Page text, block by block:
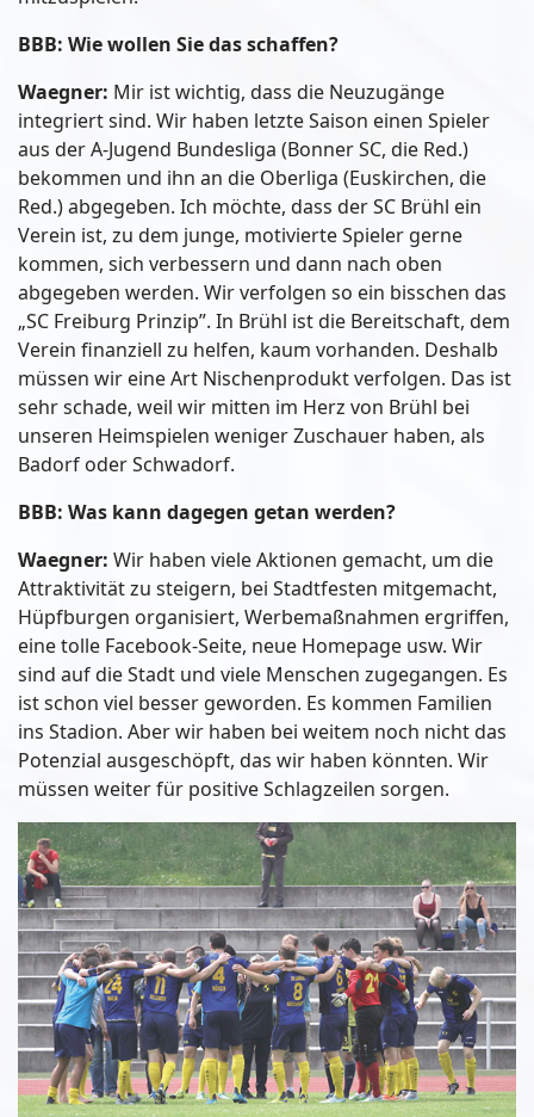
BBB: Wie wollen Sie das schaffen?
Waegner: Mir ist wichtig, dass die Neuzugänge
integriert sind. Wir haben letzte Saison einen Spieler
aus der A-Jugend Bundesliga (Bonner SC, die Red.)
bekommen und ihn an die Oberliga (Euskirchen, die
Red.) abgegeben. Ich möchte, dass der SC Brühl ein
Verein ist, zu dem junge, motivierte Spieler gerne
kommen, sich verbessern und dann nach oben
abgegeben werden. Wir verfolgen so ein bisschen das
„SC Freiburg Prinzip”. In Brühl ist die Bereitschaft, dem
Verein finanziell zu helfen, kaum vorhanden. Deshalb
müssen wir eine Art Nischenprodukt verfolgen. Das ist
sehr schade, weil wir mitten im Herz von Brühl bei
unseren Heimspielen weniger Zuschauer haben, als
Badorf oder Schwadorf.
BBB: Was kann dagegen getan werden?
Waegner: Wir haben viele Aktionen gemacht, um die
Attraktivität zu steigern, bei Stadtfesten mitgemacht,
Hüpfburgen organisiert, Werbemaßnahmen ergriffen,
eine tolle Facebook-Seite, neue Homepage usw. Wir
sind auf die Stadt und viele Menschen zugegangen. Es
ist schon viel besser geworden. Es kommen Familien
ins Stadion. Aber wir haben bei weitem noch nicht das
Potenzial ausgeschöpft, das wir haben könnten. Wir
müssen weiter für positive Schlagzeilen sorgen.